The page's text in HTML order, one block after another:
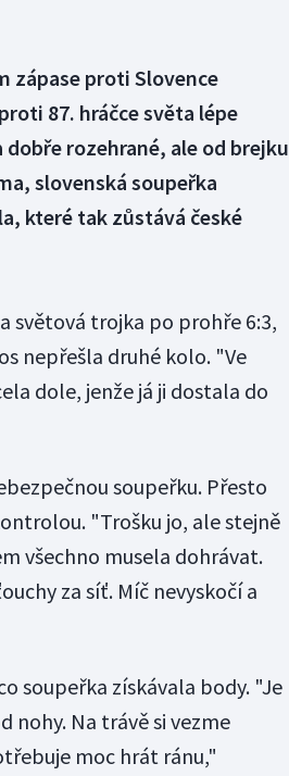
zápase proti Slovence
87. hráčce světa lépe
rozehrané, ale od brejku
slovenská soupeřka
které tak zůstává české
světová trojka po prohře 6:3,
nepřešla druhé kolo. "Ve
dole, jenže já ji dostala do
soupeřku. Přesto
"Trošku jo, ale stejně
všechno musela dohrávat.
za síť. Míč nevyskočí a
soupeřka získávala body. "Je
nohy. Na trávě si vezme
moc hrát ránu,"